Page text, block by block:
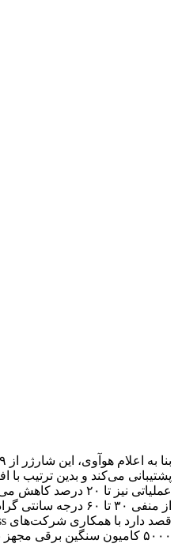
پشتیبانی می‌کند و بدین ترتیب
عملیاتی نیز تا ۲۰
از منفی ۳۰ تا ۶۰
۵۰۰۰ کامیون سنگین برقی مجهز به این شارژر را بکارگیرد.